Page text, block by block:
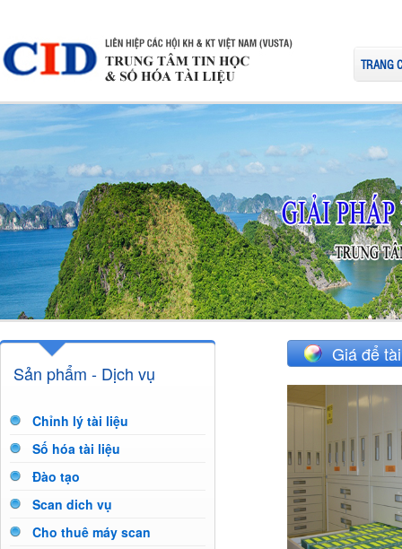
TRANG
Sản phẩm - Dịch vụ
Chỉnh lý tài liệu
Số hóa tài liệu
Đào tạo
Scan dich vụ
Cho thuê máy scan
Giá để